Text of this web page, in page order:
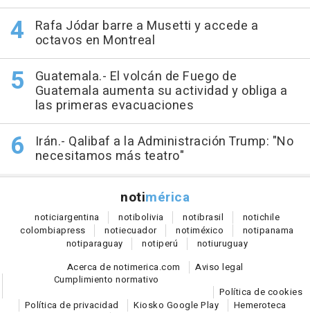
Rafa Jódar barre a Musetti y accede a
octavos en Montreal
Guatemala.- El volcán de Fuego de
Guatemala aumenta su actividad y obliga a
las primeras evacuaciones
Irán.- Qalibaf a la Administración Trump: "No
necesitamos más teatro"
notimérica
noticiargentina notibolivia notibrasil notichile
colombiapress notiecuador notiméxico notipanama
notiparaguay notiperú notiuruguay
Acerca de notimerica.com
Aviso legal
Cumplimiento normativo
Política de cookies
Política de privacidad
Kiosko Google Play
Hemeroteca